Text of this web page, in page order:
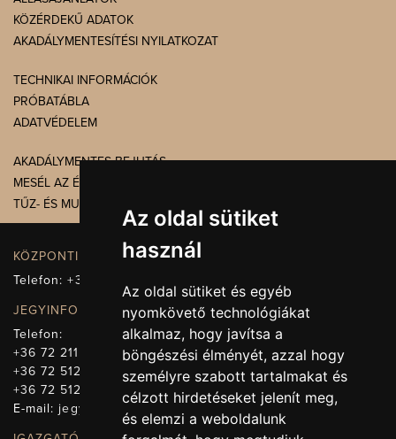
Az oldal sütiket
használ
Az oldal sütiket és egyéb
nyomkövető technológiákat
alkalmaz, hogy javítsa a
böngészési élményét, azzal hogy
személyre szabott tartalmakat és
célzott hirdetéseket jelenít meg,
és elemzi a weboldalunk
KÖZÉRDEKŰ ADATOK
AKADÁLYMENTESÍTÉSI NYILATKOZAT
TECHNIKAI INFORMÁCIÓK
PRÓBATÁBLA
ADATVÉDELEM
AKADÁLYMENTES BEJUTÁS
MESÉL AZ ÉPÜLET
TŰZ- ÉS MUNKAVÉDELEM
KÖZPONTI ELÉRHETŐSÉG, TELEFONKÖZPONT
Telefon:+36 72 512-660
JEGYINFORMÁCIÓ
Telefon:
+36 72 211-965
+36 72 512-669
+36 72 512-675
E-mail: jegy@pnsz.hu